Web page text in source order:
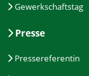
Gewerkschaftstag
Presse
Pressereferentin